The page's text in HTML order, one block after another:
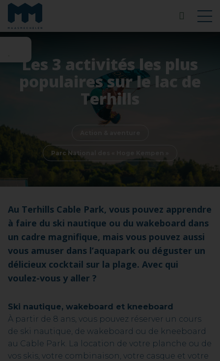
Les 3 activités les plus
populaires sur le lac de
Terhills
Parc National des « Hoge Kempen »
Au Terhills Cable Park, vous pouvez apprendre
à faire du ski nautique ou du wakeboard dans
un cadre magnifique, mais vous pouvez aussi
vous amuser dans l’aquapark ou déguster un
délicieux cocktail sur la plage. Avec qui
voulez-vous y aller ?
Ski nautique, wakeboard et kneeboard
À partir de 8 ans, vous pouvez réserver un cours
de ski nautique, de wakeboard ou de kneeboard
au Cable Park. La location de votre planche ou de
vos skis, votre combinaison, votre casque et votre